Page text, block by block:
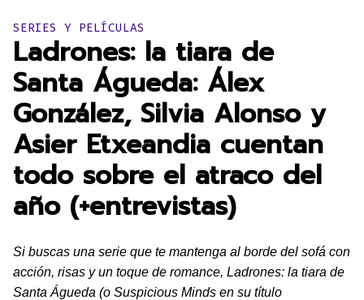
Publicado en:
SERIES Y PELÍCULAS
Ladrones: la tiara de
Santa Águeda: Álex
González, Silvia Alonso y
Asier Etxeandia cuentan
todo sobre el atraco del
año (+entrevistas)
Si buscas una serie que te mantenga al borde del sofá con
acción, risas y un toque de romance, Ladrones: la tiara de
Santa Águeda (o Suspicious Minds en su título